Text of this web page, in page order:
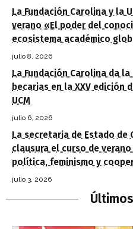
La Fundación Carolina y la
verano «El poder del
ecosistema académico
julio 8, 2026
La Fundación Carolina da
becarias en la XXV edición
UCM
julio 6, 2026
La secretaria de Estado
clausura el curso de
política, feminismo y
julio 3, 2026